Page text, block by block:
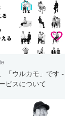
「ウルカモ」です -
ビスについて